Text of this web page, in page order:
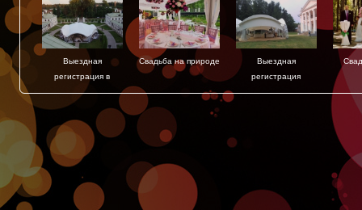
Выездная
регистрация в
усадьбе
Свадьба на природе
Выездная
регистрация